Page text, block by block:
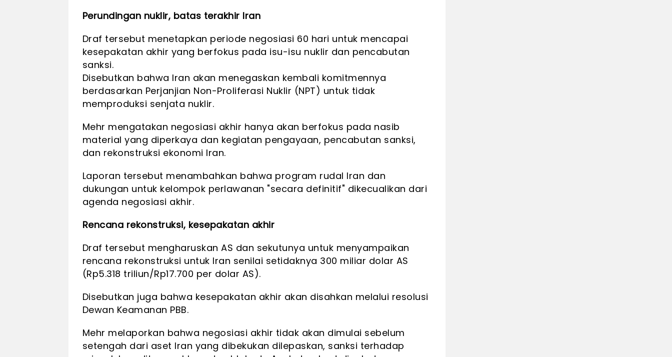
Perundingan nuklir, batas terakhir Iran
Draf tersebut menetapkan periode negosiasi 60 hari untuk mencapai
kesepakatan akhir yang berfokus pada isu-isu nuklir dan pencabutan
sanksi.
Disebutkan bahwa Iran akan menegaskan kembali komitmennya
berdasarkan Perjanjian Non-Proliferasi Nuklir (NPT) untuk tidak
memproduksi senjata nuklir.
Mehr mengatakan negosiasi akhir hanya akan berfokus pada nasib
material yang diperkaya dan kegiatan pengayaan, pencabutan sanksi,
dan rekonstruksi ekonomi Iran.
Laporan tersebut menambahkan bahwa program rudal Iran dan
dukungan untuk kelompok perlawanan "secara definitif" dikecualikan dari
agenda negosiasi akhir.
Rencana rekonstruksi, kesepakatan akhir
Draf tersebut mengharuskan AS dan sekutunya untuk menyampaikan
rencana rekonstruksi untuk Iran senilai setidaknya 300 miliar dolar AS
(Rp5.318 triliun/Rp17.700 per dolar AS).
Disebutkan juga bahwa kesepakatan akhir akan disahkan melalui resolusi
Dewan Keamanan PBB.
Mehr melaporkan bahwa negosiasi akhir tidak akan dimulai sebelum
setengah dari aset Iran yang dibekukan dilepaskan, sanksi terhadap